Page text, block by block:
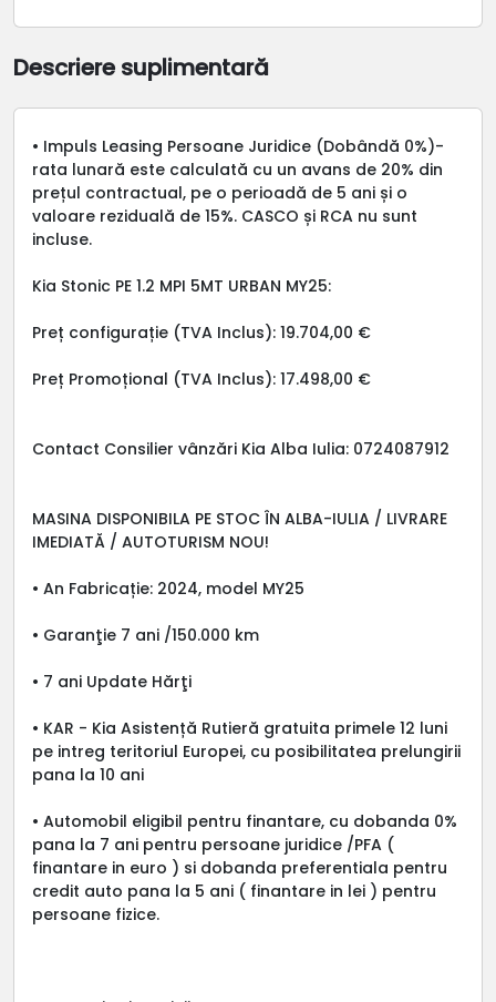
Descriere suplimentară
• Impuls Leasing Persoane Juridice (Dobândă 0%)-
rata lunară este calculată cu un avans de 20% din
prețul contractual, pe o perioadă de 5 ani și o
valoare reziduală de 15%. CASCO și RCA nu sunt
incluse.
Kia Stonic PE 1.2 MPI 5MT URBAN MY25:
Preț configurație (TVA Inclus): 19.704,00 €
Preț Promoțional (TVA Inclus): 17.498,00 €
Contact Consilier vânzări Kia Alba Iulia: 0724087912
MASINA DISPONIBILA PE STOC ÎN ALBA-IULIA / LIVRARE
IMEDIATĂ / AUTOTURISM NOU!
• An Fabricație: 2024, model MY25
• Garanţie 7 ani /150.000 km
• 7 ani Update Hărţi
• KAR - Kia Asistență Rutieră gratuita primele 12 luni
pe intreg teritoriul Europei, cu posibilitatea prelungirii
pana la 10 ani
• Automobil eligibil pentru finantare, cu dobanda 0%
pana la 7 ani pentru persoane juridice /PFA (
finantare in euro ) si dobanda preferentiala pentru
credit auto pana la 5 ani ( finantare in lei ) pentru
persoane fizice.